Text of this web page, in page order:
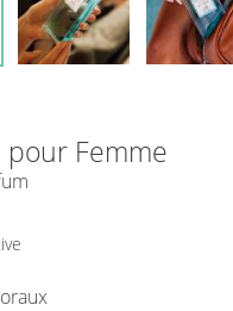
pour Femme